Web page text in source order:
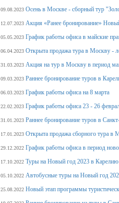
09.08.2023 Осень в Москве - сборный тур
12.07.2023 Акция «Ранее бронирование»
05.05.2023 График работы офиса в майские
06.04.2023 Открыта продажа тура в Москву -
31.03.2023 Акция на тур в Москву в период
09.03.2023 Раннее бронирование туров в
06.03.2023 График работы офиса на 8 марта
22.02.2023 График работы офиса 23 - 26
31.01.2023 Раннее бронирование туров в
17.01.2023 Открыта продажа сборного тура в
29.12.2022 График работы офиса в период
17.10.2022 Туры на Новый год 2023 в Карелию
05.10.2022 Автобусные туры на Новый год
25.08.2022 Новый этап программы